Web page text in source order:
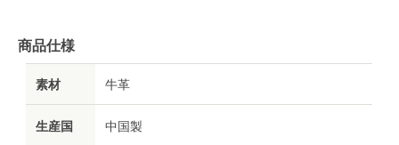
商品仕様
素材 牛革
生産国 中国製